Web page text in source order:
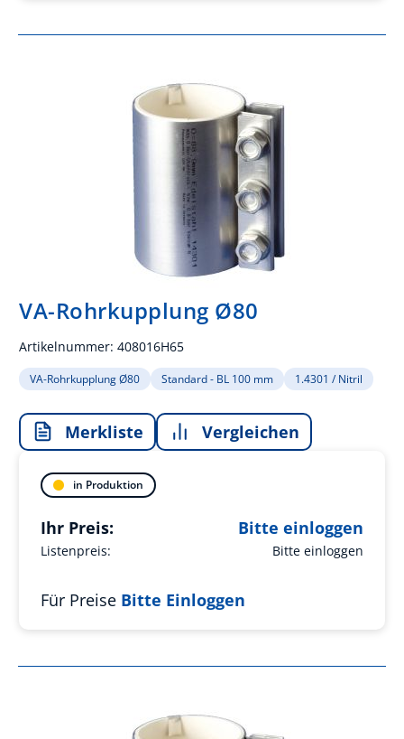
VA-Rohrkupplung Ø80
Artikelnummer: 408016H65
VA-Rohrkupplung Ø80 Standard - BL 100 mm 1.4301 / Nitril
Merkliste Vergleichen
in Produktion
Listenpreis: Bitte einloggen
Ihr Preis: Bitte einloggen
Für Preise Bitte Einloggen